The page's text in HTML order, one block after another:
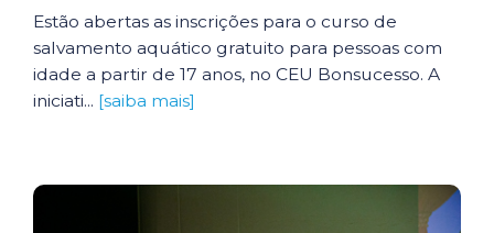
Estão abertas as inscrições para o curso de
salvamento aquático gratuito para pessoas com
idade a partir de 17 anos, no CEU Bonsucesso. A
iniciati... [saiba mais]